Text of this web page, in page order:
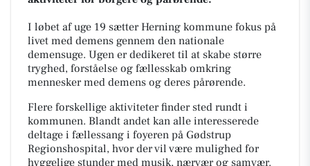
I løbet af uge 19 sætter Herning kommune fokus på
livet med demens gennem den nationale
demensuge. Ugen er dedikeret til at skabe større
tryghed, forståelse og fællesskab omkring
mennesker med demens og deres pårørende.
Flere forskellige aktiviteter finder sted rundt i
kommunen. Blandt andet kan alle interesserede
deltage i fællessang i foyeren på Gødstrup
Regionshospital, hvor der vil være mulighed for
hyggelige stunder med musik, nærvær og samvær.